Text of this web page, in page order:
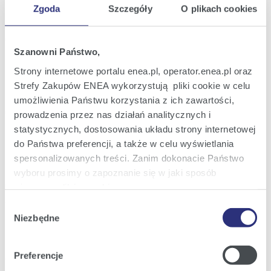
Zgoda Szczegóły O plikach cookies
Szanowni Państwo,
Strony internetowe portalu enea.pl, operator.enea.pl oraz
Strefy Zakupów ENEA wykorzystują pliki cookie w celu
umożliwienia Państwu korzystania z ich zawartości,
prowadzenia przez nas działań analitycznych i
statystycznych, dostosowania układu strony internetowej
do Państwa preferencji, a także w celu wyświetlania
spersonalizowanych treści. Zanim dokonacie Państwo
wyboru prosimy o zapoznanie się w jaki sposób
Szczegółowe informacje na ten temat znajdziecie
Polityce
zgody
Niezbędne
Preferencje
2023
Zmiana perspektywy i potwierdzenie
oceny ratingowej ENEA S.A. przez Fitch
Ratings
18
kwi
2023
15:01
Raport bieżący nr 18/2023
Informacja w sprawie proponowanego
podziału zysku netto za rok 2022
15
mar
2023
Raport bieżący nr 17/2023
Wykaz akcjonariuszy posiadających co
najmniej 5% liczby głosów na
Nadzwyczajnym Walnym Zgromadzeniu
13
18:00
Raport bieżący nr 16/2023
Powołanie Członka Rady Nadzorczej ENEA